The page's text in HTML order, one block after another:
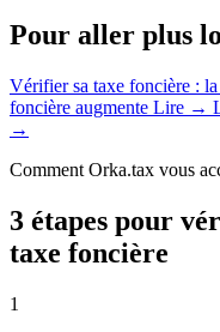
Pour aller plus
Vérifier sa taxe foncière :
foncière augmente Lire →
→
Comment Orka.tax vous
3 étapes pour
taxe foncière
1